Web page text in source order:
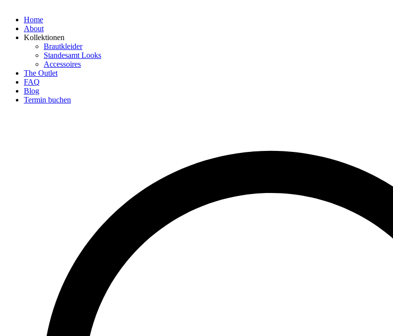
Home
About
Kollektionen
Brautkleider
Standesamt Looks
Accessoires
The Outlet
FAQ
Blog
Termin buchen